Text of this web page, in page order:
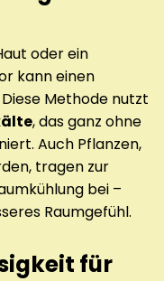
oder ein
kann einen
Methode nutzt
, das ganz ohne
Auch Pflanzen,
tragen zur
bei –
Raumgefühl.
für